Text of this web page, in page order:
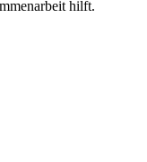
hilft.